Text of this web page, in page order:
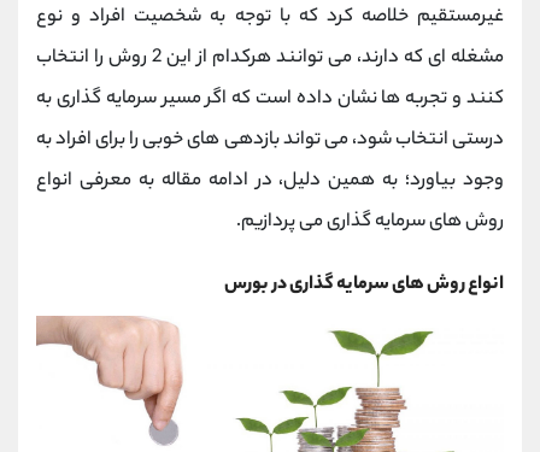
غیرمستقیم خلاصه کرد که با توجه به شخصیت افراد و نوع
مشغله ای که دارند، می توانند هرکدام از این 2 روش را انتخاب
کنند و تجربه ها نشان داده است که اگر مسیر سرمایه گذاری به
درستی انتخاب شود، می تواند بازدهی های خوبی را برای افراد به
وجود بیاورد؛ به همین دلیل، در ادامه مقاله به معرفی انواع
روش های سرمایه گذاری می پردازیم.
انواع روش های سرمایه گذاری در بورس